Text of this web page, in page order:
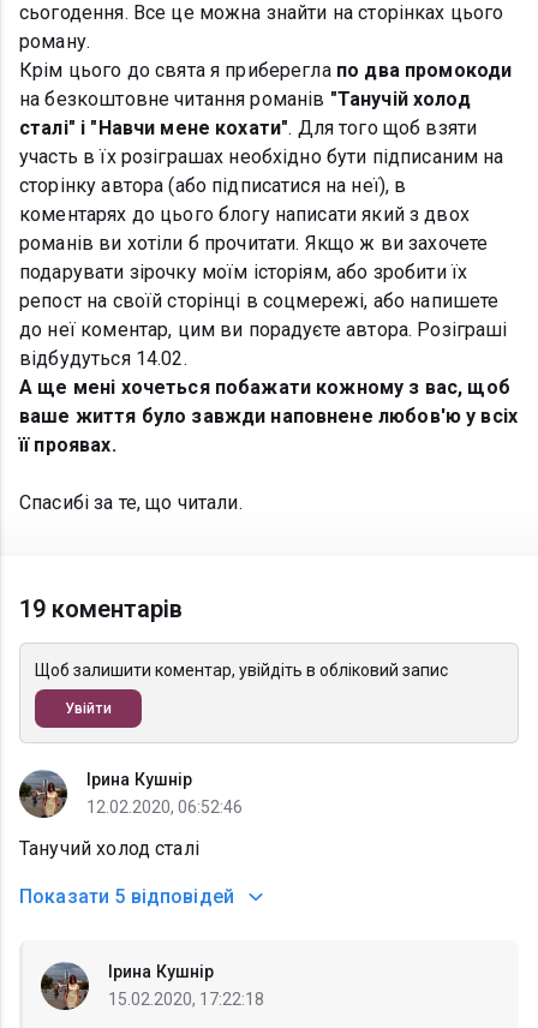
сьогодення. Все це можна знайти на сторінках цього
роману.
Крім цього до свята я приберегла по два промокоди
на безкоштовне читання романів "Танучій холод
сталі" і "Навчи мене кохати". Для того щоб взяти
участь в їх розіграшах необхідно бути підписаним на
сторінку автора (або підписатися на неї), в
коментарях до цього блогу написати який з двох
романів ви хотіли б прочитати. Якщо ж ви захочете
подарувати зірочку моїм історіям, або зробити їх
репост на своїй сторінці в соцмережі, або напишете
до неї коментар, цим ви порадуєте автора. Розіграші
відбудуться 14.02.
А ще мені хочеться побажати кожному з вас, щоб
ваше життя було завжди наповнене любов'ю у всіх
її проявах.
Спасибі за те, що читали.
19 коментарів
Щоб залишити коментар, увійдіть в обліковий запис
Увійти
Ірина Кушнір
12.02.2020, 06:52:46
Танучий холод сталі
Показати 5 відповідей
Ірина Кушнір
15.02.2020, 17:22:18